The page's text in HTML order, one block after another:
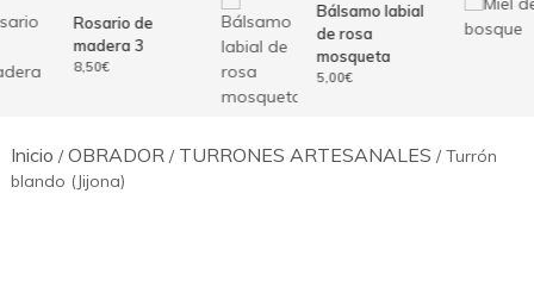
Rosario de
madera 3
8,50€
Bálsamo labial
de rosa
mosqueta
5,00€
Inicio /OBRADOR/ TURRONES ARTESANALES / Turrón
blando (Jijona)